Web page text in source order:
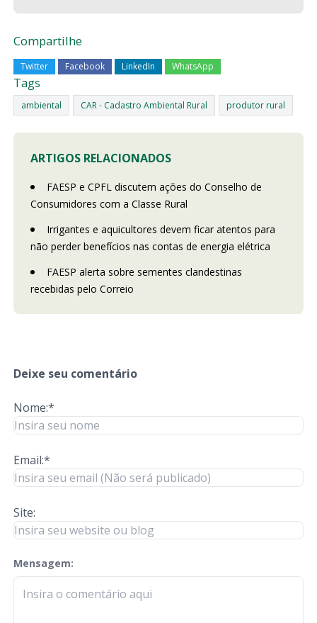
Compartilhe
Twitter Facebook LinkedIn WhatsApp
Tags
ambiental CAR - Cadastro Ambiental Rural produtor rural
ARTIGOS RELACIONADOS
FAESP e CPFL discutem ações do Conselho de
Consumidores com a Classe Rural
Irrigantes e aquicultores devem ficar atentos para
não perder benefícios nas contas de energia elétrica
FAESP alerta sobre sementes clandestinas
recebidas pelo Correio
Deixe seu comentário
Nome:*
Email:*
Site:
Mensagem:
check-terms